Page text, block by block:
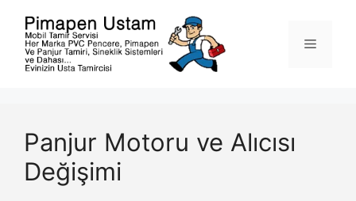
Menü
Panjur Motoru ve Alıcısı
Değişimi